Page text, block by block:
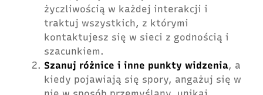
życzliwością w każdej interakcji i
traktuj wszystkich, z którymi
kontaktujesz się w sieci z godnością i
szacunkiem.
Szanuj różnice i inne punkty widzenia, a
kiedy pojawiają się spory, angażuj się w